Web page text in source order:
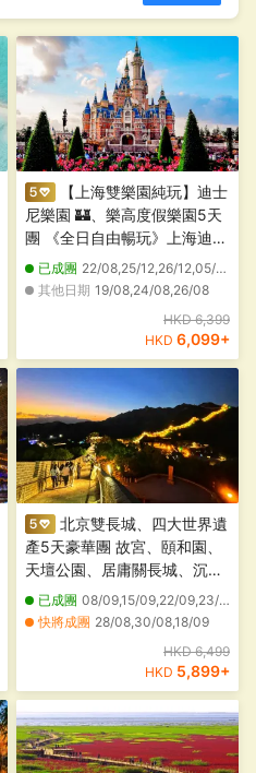
【上海雙樂園純玩】迪士
尼樂園 🏰、樂高度假樂園5天
團 《全日自由暢玩》上海迪士
尼、《2025年開園》
Legoland上海樂高度假樂園、
旗艦店、黃浦江外灘、朱家角
已成團 22/08,25/12,26/12,05/02,06/02,07/02
其他日期 19/08,24/08,26/08
HKD 6,399
HKD 6,099+
北京雙長城、四大世界遺
產5天豪華團 故宮、頤和園、
天壇公園、居庸關長城、沉浸
式夜遊八達嶺長城、石峽民俗
村、恭王府、 花開富貴永安貴
手工漆扇/老北京冰糖葫蘆
已成團 08/09,15/09,22/09,23/09,24/09,28/09
快將成團 28/08,30/08,18/09
22/08,27/08,05/09,12/09,14/09,17/09
HKD 6,499
HKD 5,899+